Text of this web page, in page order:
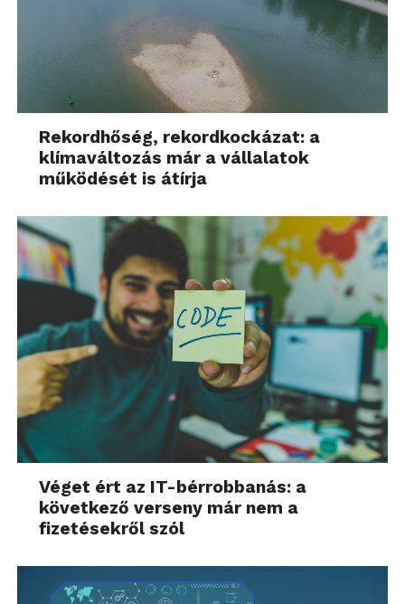
Rekordhőség, rekordkockázat: a
klímaváltozás már a vállalatok
működését is átírja
Véget ért az IT-bérrobbanás: a
következő verseny már nem a
fizetésekről szól